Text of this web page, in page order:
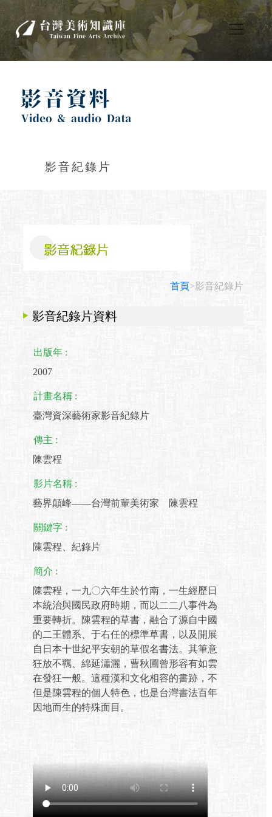
影音紀錄片
首頁>影音紀錄片
影音紀錄片資料
出版年 :
2007
計畫名稱 :
臺灣資深藝術家影音紀錄片
傳主 :
陳雲程
影片名稱 :
藝界顛峰——台灣前輩美術家 陳雲程
關鍵字 :
陳雲程、紀錄片
簡介 :
陳雲程，一九〇六年生於竹南，一生經歷日
本統治與國民政府時期，而以二二八事件為
重要轉折。陳雲程的草書，融合了源自中國
的二王體系、于右任的標準草書，以及開展
自日本十世紀平安朝的草假名書法。其筆意
狂放不羈、綿延瀟灑，曹秋圃曾形容有如雲
在發狂一般。這種漢和文化相容的書跡，不
但是陳雲程的個人特色，也是台灣書法百年
因地而生的特殊面目。